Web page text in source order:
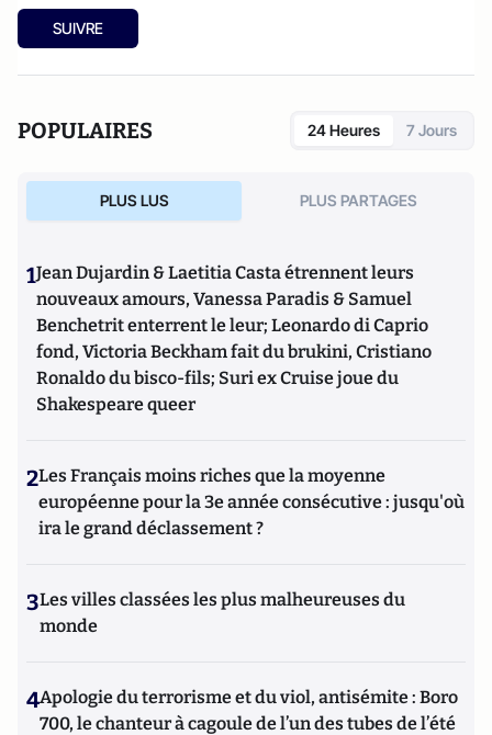
SUIVRE
POPULAIRES 24 Heures 7 Jours
PLUS LUS PLUS PARTAGES
1Jean Dujardin & Laetitia Casta étrennent leurs
nouveaux amours, Vanessa Paradis & Samuel
Benchetrit enterrent le leur; Leonardo di Caprio
fond, Victoria Beckham fait du brukini, Cristiano
Ronaldo du bisco-fils; Suri ex Cruise joue du
Shakespeare queer
2Les Français moins riches que la moyenne
européenne pour la 3e année consécutive : jusqu'où
ira le grand déclassement ?
3Les villes classées les plus malheureuses du
monde
4Apologie du terrorisme et du viol, antisémite : Boro
700, le chanteur à cagoule de l’un des tubes de l’été